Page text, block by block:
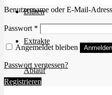
Blüten
Extrakte
Ablauf
Benutzername oder E-Mail-
Passwort * Erforderlich
Angemeldet bleiben Anmelden
Passwort vergessen?
Registrieren